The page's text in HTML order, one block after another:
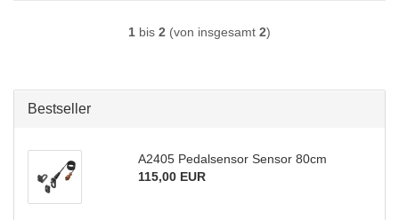
1 bis 2 (von insgesamt 2)
Bestseller
A2405 Pedalsensor Sensor 80cm
115,00 EUR